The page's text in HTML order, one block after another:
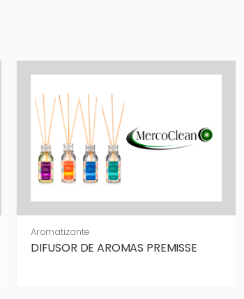
Aromatizante
DIFUSOR DE AROMAS PREMISSE